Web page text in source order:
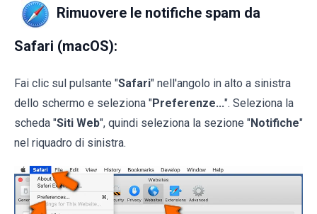
Rimuovere le notifiche spam da
Safari (macOS):
Fai clic sul pulsante "Safari" nell'angolo in alto a sinistra
dello schermo e seleziona "Preferenze...". Seleziona la
scheda "Siti Web", quindi seleziona la sezione "Notifiche"
nel riquadro di sinistra.